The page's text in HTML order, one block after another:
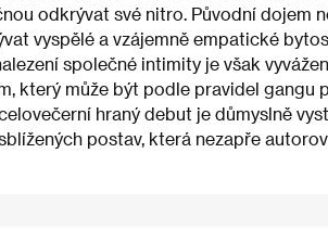
odkrývat své nitro. Původní dojem
vyspělé a vzájemně empatické
společné intimity je však
který může být podle pravidel gangu
hraný debut je důmyslně
postav, která nezapře